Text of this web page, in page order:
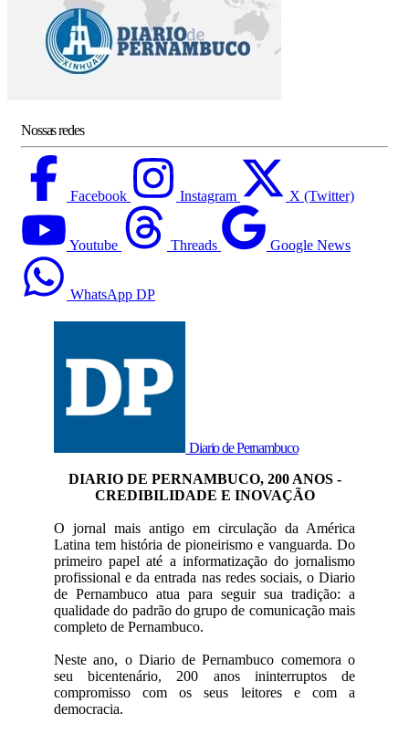
Nossas redes
Facebook Instagram X (Twitter)
Youtube Threads Google News
WhatsApp DP
Diario de Pernambuco
DIARIO DE PERNAMBUCO, 200 ANOS -
CREDIBILIDADE E INOVAÇÃO
O jornal mais antigo em circulação da América
Latina tem história de pioneirismo e vanguarda. Do
primeiro papel até a informatização do jornalismo
profissional e da entrada nas redes sociais, o Diario
de Pernambuco atua para seguir sua tradição: a
qualidade do padrão do grupo de comunicação mais
completo de Pernambuco.
Neste ano, o Diario de Pernambuco comemora o
seu bicentenário, 200 anos ininterruptos de
compromisso com os seus leitores e com a
democracia.